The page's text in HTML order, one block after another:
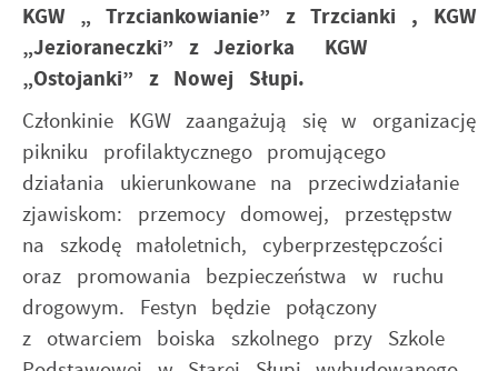
KGW „ Trzciankowianie” z Trzcianki , KGW
„Jezioraneczki” z Jeziorka KGW
„Ostojanki” z Nowej Słupi.
Członkinie KGW zaangażują się w organizację
pikniku profilaktycznego promującego
działania ukierunkowane na przeciwdziałanie
zjawiskom: przemocy domowej, przestępstw
na szkodę małoletnich, cyberprzestępczości
oraz promowania bezpieczeństwa w ruchu
drogowym. Festyn będzie połączony
z otwarciem boiska szkolnego przy Szkole